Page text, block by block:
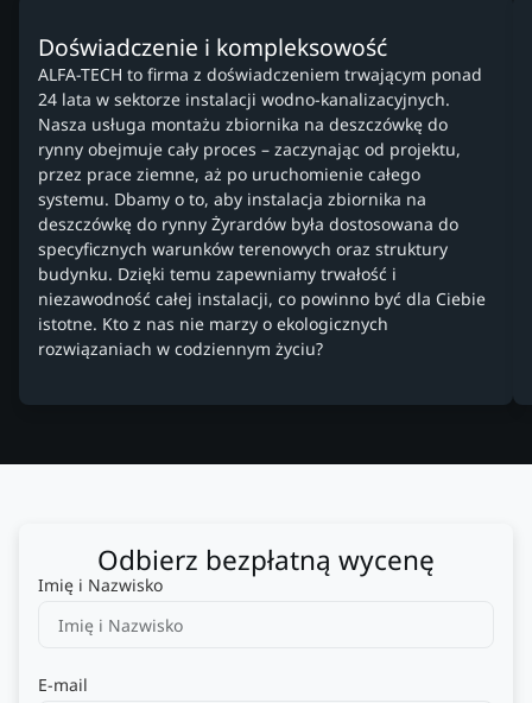
Doświadczenie i kompleksowość
ALFA-TECH to firma z doświadczeniem trwającym ponad
24 lata w sektorze instalacji wodno-kanalizacyjnych.
Nasza usługa montażu zbiornika na deszczówkę do
rynny obejmuje cały proces – zaczynając od projektu,
przez prace ziemne, aż po uruchomienie całego
systemu. Dbamy o to, aby instalacja zbiornika na
deszczówkę do rynny Żyrardów była dostosowana do
specyficznych warunków terenowych oraz struktury
budynku. Dzięki temu zapewniamy trwałość i
niezawodność całej instalacji, co powinno być dla Ciebie
istotne. Kto z nas nie marzy o ekologicznych
rozwiązaniach w codziennym życiu?
Odbierz bezpłatną wycenę
Imię i Nazwisko
E-mail